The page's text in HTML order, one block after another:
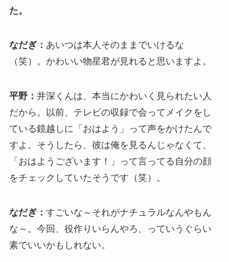
た。
なだぎ： あいつは本人そのままでいけるな
（笑）。かわいい物星君が見れると思いますよ。
平野： 井深くんは、本当にかわいく見られたい人
だから。以前、テレビの収録で会ってメイクをし
ている鏡越しに「おはよう」って声をかけたんで
すよ。そうしたら、彼は俺を見るんじゃなくて、
「おはようございます！」って言ってる自分の顔
をチェックしていたそうです（笑）。
なだぎ： すごいな～それがナチュラルなんやもん
な～。今回、役作りいらんやろ、っていうぐらい
素でいいかもしれない。